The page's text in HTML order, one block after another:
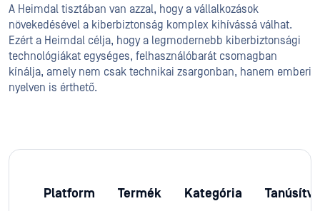
A Heimdal tisztában van azzal, hogy a vállalkozások
növekedésével a kiberbiztonság komplex kihívássá válhat.
Ezért a Heimdal célja, hogy a legmodernebb kiberbiztonsági
technológiákat egységes, felhasználóbarát csomagban
kínálja, amely nem csak technikai zsargonban, hanem emberi
nyelven is érthető.
Platform Termék Kategória